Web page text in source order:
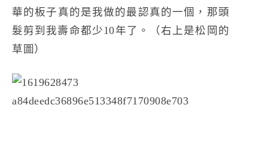
華的板子真的是我做的最認真的一個，那頭
髮剪到我壽命都少10年了。（右上是松岡的
草圖）